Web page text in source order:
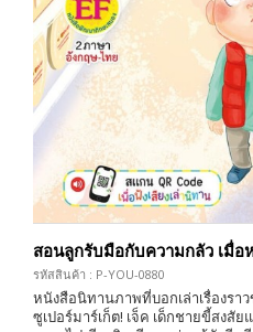
สอนลูกรับมือกับความกลัว เมื่อ
รหัสสินค้า : P-YOU-0880
หนังสือนิทานภาพที่บอกเล่าเรื่องรา
ซูเปอร์มาร์เก็ต! เจ็ค เด็กชายขี้สงสั